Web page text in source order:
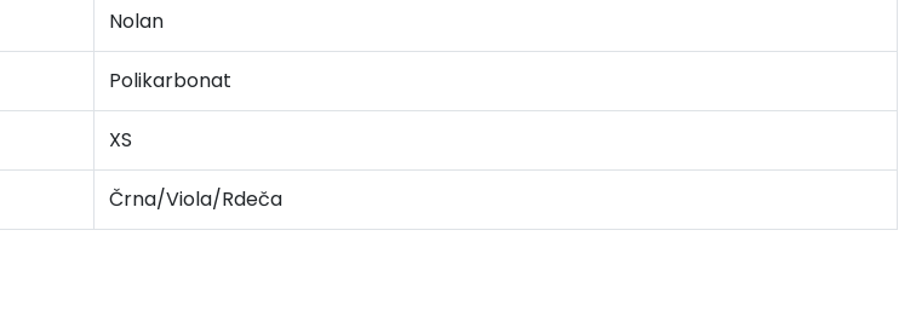
Nolan
Polikarbonat
XS
Črna/Viola/Rdeča